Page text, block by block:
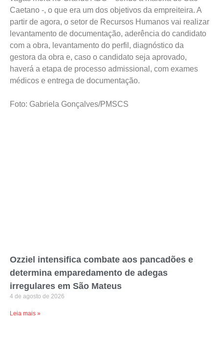
Caetano -, o que era um dos objetivos da empreiteira. A
partir de agora, o setor de Recursos Humanos vai realizar
levantamento de documentação, aderência do candidato
com a obra, levantamento do perfil, diagnóstico da
gestora da obra e, caso o candidato seja aprovado,
haverá a etapa de processo admissional, com exames
médicos e entrega de documentação.
Foto: Gabriela Gonçalves/PMSCS
Ozziel intensifica combate aos pancadões e
determina emparedamento de adegas
irregulares em São Mateus
4 de agosto de 2026
Leia mais »